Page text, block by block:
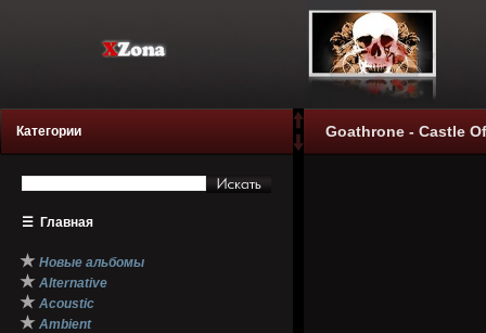
Категории
☰ Главная
★ Новые альбомы
★ Alternative
★ Acoustic
★ Ambient
Goathrone - Castle